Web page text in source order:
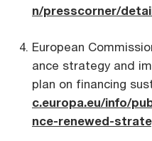
n/presscorner/
European
ance strategy and
plan on financing
c.europa.eu/info/
nce-renewed-